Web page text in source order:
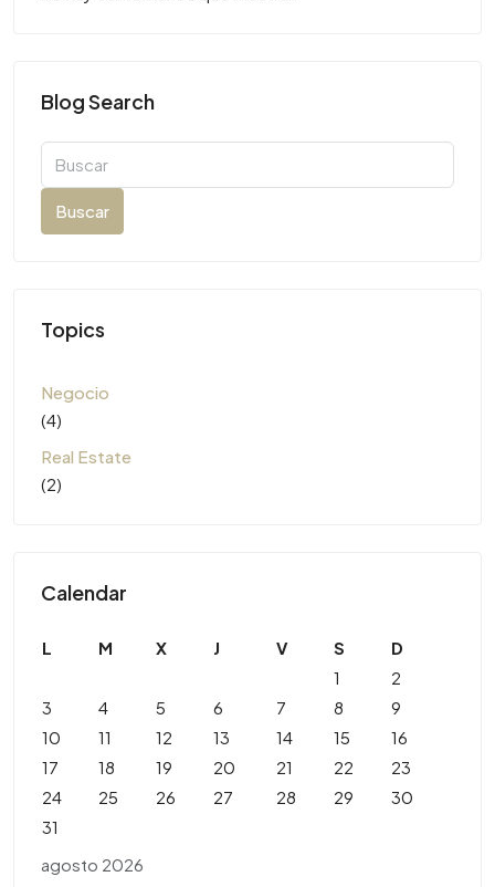
Blog Search
Buscar
Topics
Negocio
(4)
Real Estate
(2)
Calendar
agosto 2026
L M X J V S
D
1
2
3
4 5 6 7 8
9
10
11 12 13 14 15
16
17
18 19 20 21 22
23
24
25 26 27 28 29
30
31